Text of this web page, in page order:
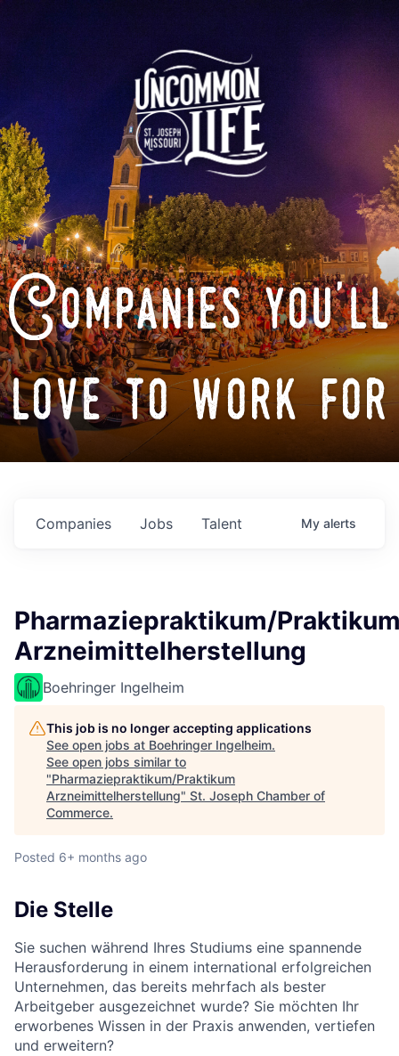
Companies you'll
love to work for
Jobs
Companies Talent My alerts
Pharmaziepraktikum/
Arzneimittelherstellung
Boehringer Ingelheim
This job is no longer accepting applications
See open jobs at Boehringer Ingelheim.
See open jobs similar to
"Pharmaziepraktikum/Praktikum
Arzneimittelherstellung" St. Joseph Chamber of
Commerce.
Posted 6+ months ago
Die Stelle
Sie suchen während Ihres Studiums eine spannende
Herausforderung in einem international erfolgreichen
Unternehmen, das bereits mehrfach als bester
Arbeitgeber ausgezeichnet wurde? Sie möchten Ihr
erworbenes Wissen in der Praxis anwenden, vertiefen
und erweitern?